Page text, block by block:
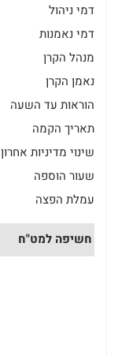
דמי ניהול
דמי נאמנות
מנהל הקרן
נאמן הקרן
הוראות עד השעה
תאריך הקמה
שינוי מדיניות אחרון
שעור הוספה
עמלת הפצה
חשיפה למט"ח